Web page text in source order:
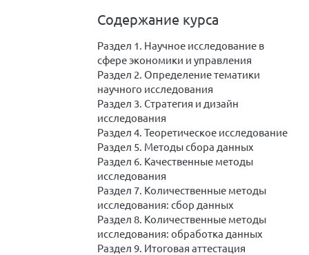
Содержание курса
Раздел 1. Научное исследование в
сфере экономики и управления
Раздел 2. Определение тематики
научного исследования
Раздел 3. Стратегия и дизайн
исследования
Раздел 4. Теоретическое исследование
Раздел 5. Методы сбора данных
Раздел 6. Качественные методы
исследования
Раздел 7. Количественные методы
исследования: сбор данных
Раздел 8. Количественные методы
исследования: обработка данных
Раздел 9. Итоговая аттестация